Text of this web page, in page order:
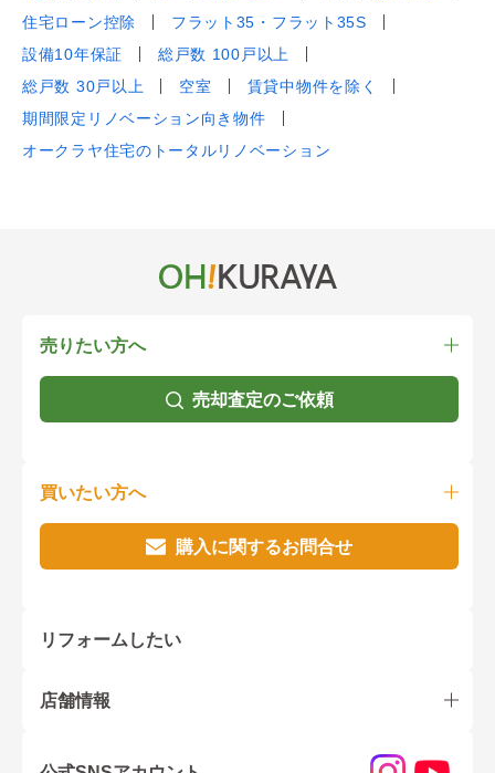
住宅ローン控除
フラット35・フラット35S
設備10年保証
総戸数 100戸以上
総戸数 30戸以上
空室
賃貸中物件を除く
期間限定リノベーション向き物件
オークラヤ住宅のトータルリノベーション
売りたい方へ
売却査定のご依頼
買いたい方へ
購入に関するお問合せ
リフォームしたい
店舗情報